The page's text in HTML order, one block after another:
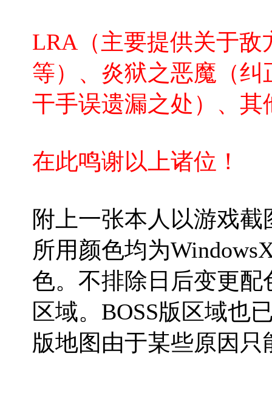
LRA（主要提供关于
等）、炎狱之恶魔（纠
干手误遗漏之处）、
在此鸣谢以上诸位！
附上一张本人以游戏
所用颜色均为
色。不排除日后变更
区域。BOSS版区域也
版地图由于某些原因